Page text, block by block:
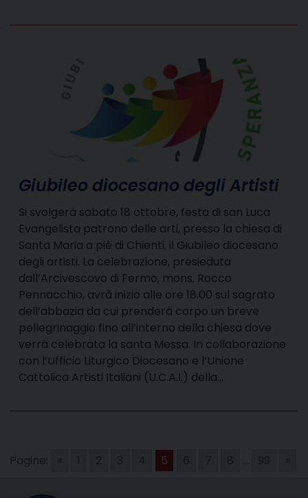
Giubileo diocesano degli Artisti
Si svolgerà sabato 18 ottobre, festa di san Luca
Evangelista patrono delle arti, presso la chiesa di
Santa Maria a piè di Chienti, il Giubileo diocesano
degli artisti. La celebrazione, presieduta
dall’Arcivescovo di Fermo, mons. Rocco
Pennacchio, avrà inizio alle ore 18.00 sul sagrato
dell’abbazia da cui prenderà corpo un breve
pellegrinaggio fino all’interno della chiesa dove
verrà celebrata la santa Messa. In collaborazione
con l’Ufficio Liturgico Diocesano e l’Unione
Cattolica Artisti Italiani (U.C.A.I.) della…
Pagine: 5